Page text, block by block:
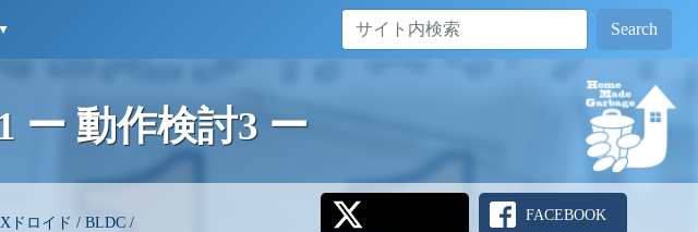
▼ Search
ー 動作検討3 ー
ドロイド / BLDC/
FACEBOOK